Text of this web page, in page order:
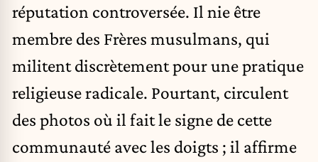
réputation controversée. Il nie être
membre des Frères musulmans, qui
militent discrètement pour une pratique
religieuse radicale. Pourtant, circulent
des photos où il fait le signe de cette
communauté avec les doigts ; il affirme